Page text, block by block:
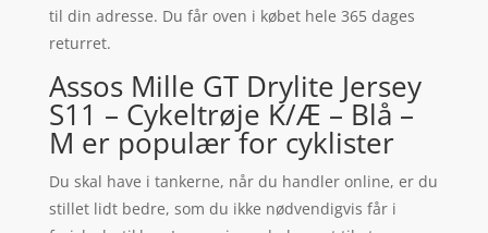
til din adresse. Du får oven i købet hele 365 dages
returret.
Assos Mille GT Drylite Jersey
S11 – Cykeltrøje K/Æ – Blå –
M er populær for cyklister
Du skal have i tankerne, når du handler online, er du
stillet lidt bedre, som du ikke nødvendigvis får i